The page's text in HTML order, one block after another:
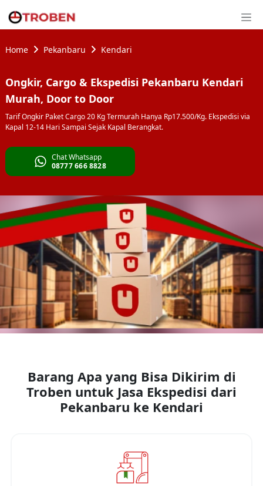
Home Pekanbaru Kendari
Ongkir, Cargo & Ekspedisi Pekanbaru Kendari
Murah, Door to Door
Tarif Ongkir Paket Cargo 20 Kg Termurah Hanya Rp17.500/Kg. Ekspedisi via
Kapal 12-14 Hari Sampai Sejak Kapal Berangkat.
Chat Whatsapp
08777 666 8828
Barang Apa yang Bisa Dikirim di
Troben untuk Jasa Ekspedisi dari
Pekanbaru ke Kendari